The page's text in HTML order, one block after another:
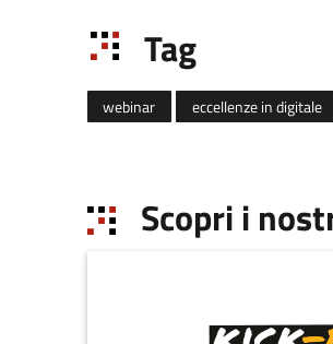
Tag
webinar eccellenze in digitale
Scopri i